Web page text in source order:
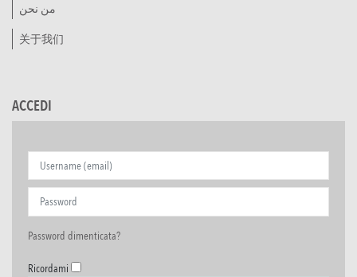
من نحن
关于我们
ACCEDI
Password dimenticata?
Ricordami